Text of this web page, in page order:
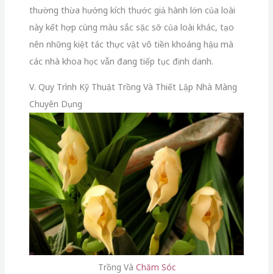
thường thừa hưởng kích thước giả hành lớn của loài
này kết hợp cùng màu sắc sặc sỡ của loài khác, tạo
nên những kiệt tác thực vật vô tiền khoáng hậu mà
các nhà khoa học vẫn đang tiếp tục định danh.
V. Quy Trình Kỹ Thuật Trồng Và Thiết Lập Nhà Màng
Chuyên Dụng
Trồng Và Chăm Sóc